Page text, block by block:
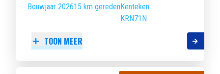
Bouwjaar 202615 km geredenKenteken
KRN71N
TOON MEER